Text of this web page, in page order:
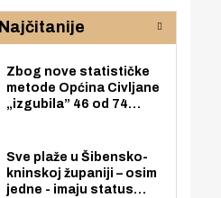
Najčitanije
Zbog nove statističke
metode Općina Civljane
„izgubila” 46 od 74
nego radno sposobnih
osoba među svojih 170
stanovnika.
Sve plaže u Šibensko-
kninskoj županiji – osim
jedne - imaju status